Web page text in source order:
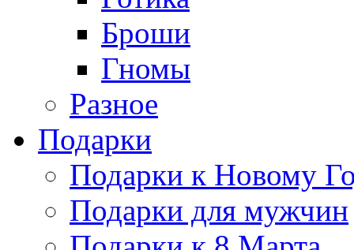
Броши
Гномы
Разное
Подарки
Подарки к Новому
Подарки для мужчин